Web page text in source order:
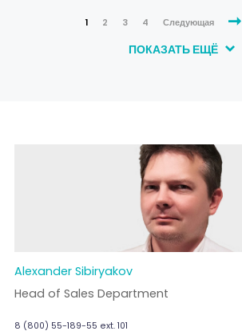
1 2 3 4 Следующая
ПОКАЗАТЬ ЕЩЁ
Alexander Sibiryakov
Head of Sales Department
8 (800) 55-189-55 ext. 101